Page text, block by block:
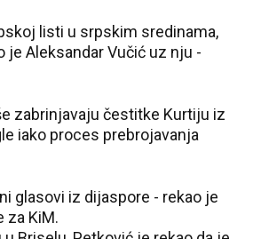
listi u srpskim sredinama,
je Aleksandar Vučić uz nju -
zabrinjavaju čestitke Kurtiju iz
iako proces prebrojavanja
glasovi iz dijaspore - rekao je
za KiM.